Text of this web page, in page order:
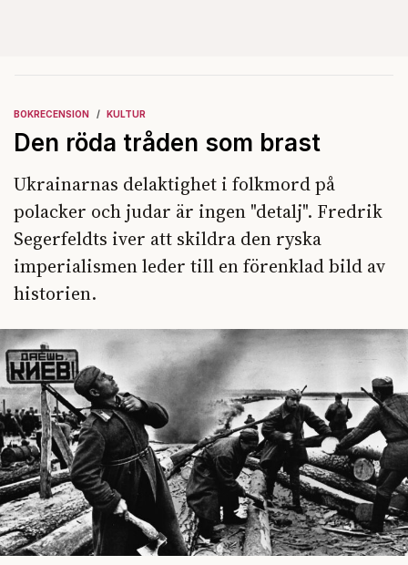
BOKRECENSION KULTUR
Den röda tråden som brast
Ukrainarnas delaktighet i folkmord på
polacker och judar är ingen "detalj". Fredrik
Segerfeldts iver att skildra den ryska
imperialismen leder till en förenklad bild av
historien.